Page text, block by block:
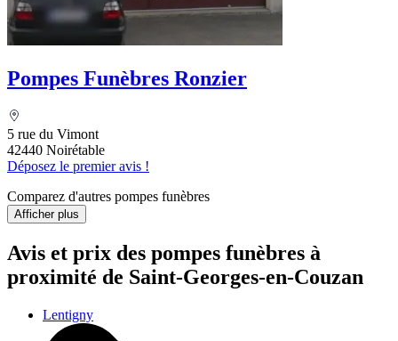
Pompes Funèbres Ronzier
5 rue du Vimont
42440 Noirétable
Déposez le premier avis !
Comparez d'autres pompes funèbres
Afficher plus
Avis et prix des pompes funèbres à
proximité de Saint-Georges-en-Couzan
Lentigny